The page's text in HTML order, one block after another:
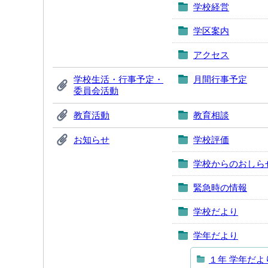
学校経営
学区案内
アクセス
学校生活・行事予定・
委員会活動
月間行事予定
教育活動 教育相談
お知らせ 学校評価
学校からのおしら
緊急時の情報
学校だより
学年だより
１年 学年だよ